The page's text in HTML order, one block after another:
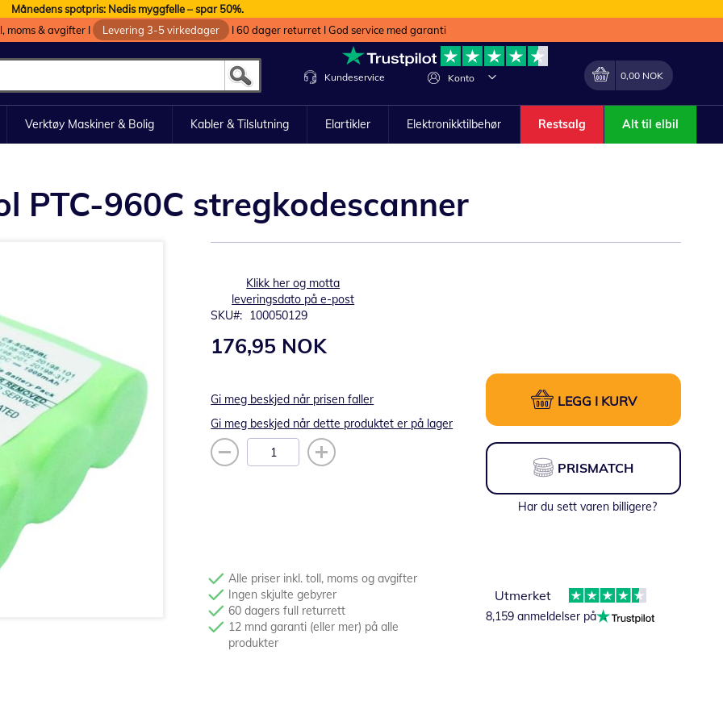
Månedens spotpris: Nedis myggfelle – spar 50%.
moms & avgifter I
Levering 3-5 virkedager I 60 dager returret I God service med garanti
Konto Endring
Min handlekurv
0,00 NOK
Kundeservice
Verktøy Maskiner & Bolig Kabler & Tilslutning Elartikler Elektronikktilbehør Restsalg Alt til elbil
PTC-960C stregkodescanner
Klikk her og motta
leveringsdato på e-post
SKU
100050129
176,95 NOK
Gi meg beskjed når prisen faller
Gi meg beskjed når dette produktet er på lager
LEGG I KURV
PRISMATCH
Har du sett varen billigere?
Alle priser inkl. toll, moms og avgifter
Ingen skjulte gebyrer
60 dagers full returrett
12 mnd garanti (eller mer) på alle
produkter
Utmerket
8,159 anmeldelser på